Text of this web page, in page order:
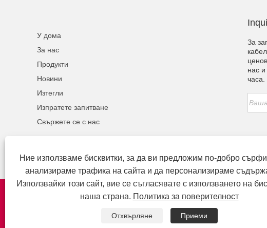
У дома
За нас
Продукти
Новини
Изтегли
Изпратете запитване
Свържете се с нас
За
нас
часа.
Ние използваме бисквитки, за да ви предложим по-добро
анализираме трафика на сайта и да персонализираме
Използвайки този сайт, вие се съгласявате с използването на
наша страна. Политика за поверителност
Отхвърляне Приеми